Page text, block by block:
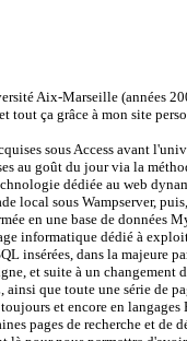
Aix-Marseille (années
tout ça grâce à mon site
sous Access avant
au goût du jour via la
dédiée au web
local sous Wampserver,
en une base de données
informatique dédié à
insérées, dans la majeure
et suite à un changement
que toute une série de
et encore en
pages de recherche et de